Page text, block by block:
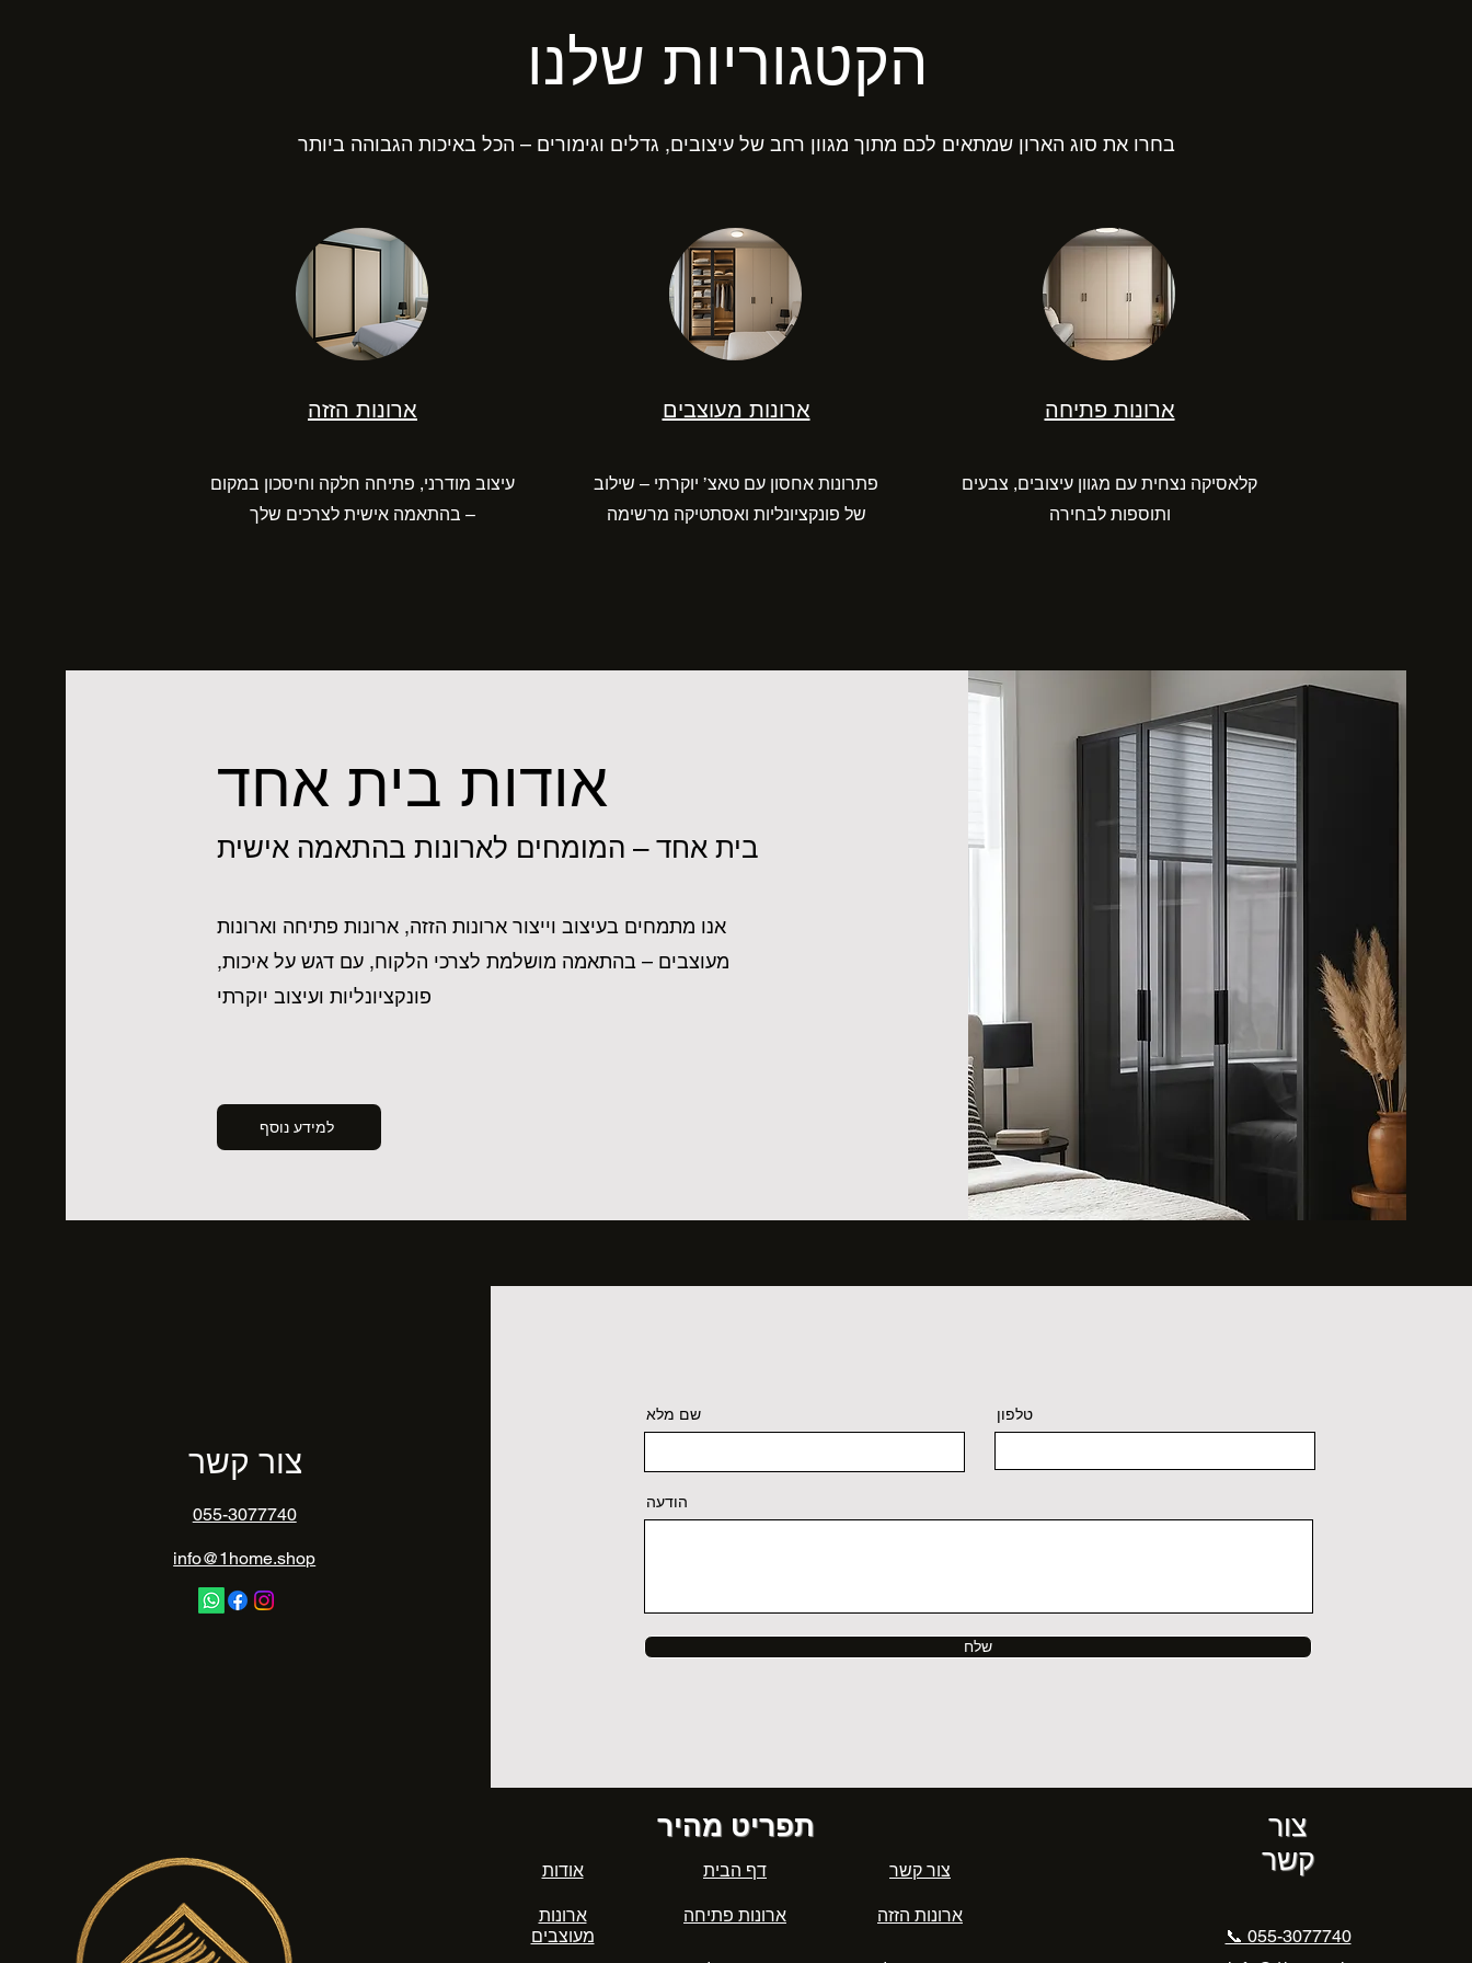
הקטגוריות שלנו
בחרו את סוג הארון שמתאים לכם מתוך מגוון רחב של עיצובים, גדלים וגימורים – הכל באיכות הגבוהה ביותר
ארונות הזזה
עיצוב מודרני, פתיחה חלקה וחיסכון במקום
– בהתאמה אישית לצרכים שלך
ארונות מעוצבים
פתרונות אחסון עם טאצ’ יוקרתי – שילוב
של פונקציונליות ואסתטיקה מרשימה
ארונות פתיחה
קלאסיקה נצחית עם מגוון עיצובים, צבעים
ותוספות לבחירה
אודות בית אחד
בית אחד – המומחים לארונות בהתאמה אישית
אנו מתמחים בעיצוב וייצור ארונות הזזה, ארונות פתיחה וארונות
מעוצבים – בהתאמה מושלמת לצרכי הלקוח, עם דגש על איכות,
פונקציונליות ועיצוב יוקרתי
למידע נוסף
צור קשר
055-3077740
info@1home.shop
שם מלא טלפון
הודעה
שלח
תפריט מהיר
אודות
ארונות
מעוצבים
דף הבית
ארונות פתיחה
צור קשר
ארונות הזזה
צור
קשר
📞 055-3077740